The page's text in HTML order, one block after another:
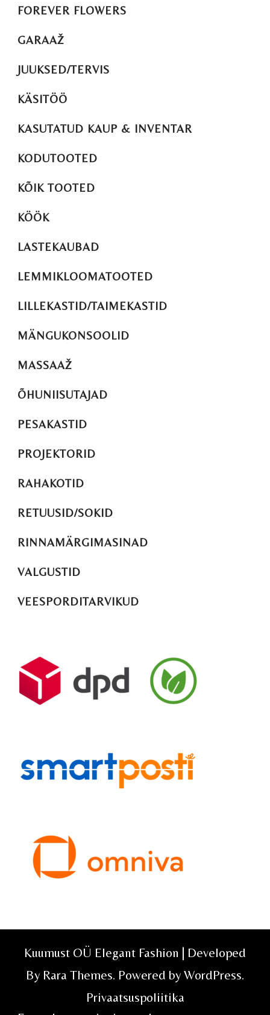
FOREVER FLOWERS
GARAAŽ
JUUKSED/TERVIS
KÄSITÖÖ
KASUTATUD KAUP & INVENTAR
KODUTOOTED
KÕIK TOOTED
KÖÖK
LASTEKAUBAD
LEMMIKLOOMATOOTED
LILLEKASTID/TAIMEKASTID
MÄNGUKONSOOLID
MASSAAŽ
ÕHUNIISUTAJAD
PESAKASTID
PROJEKTORID
RAHAKOTID
RETUUSID/SOKID
RINNAMÄRGIMASINAD
VALGUSTID
VEESPORDITARVIKUD
Kuumust OÜ Elegant Fashion | Developed
By Rara Themes. Powered by WordPress.
Privaatsuspoliitika